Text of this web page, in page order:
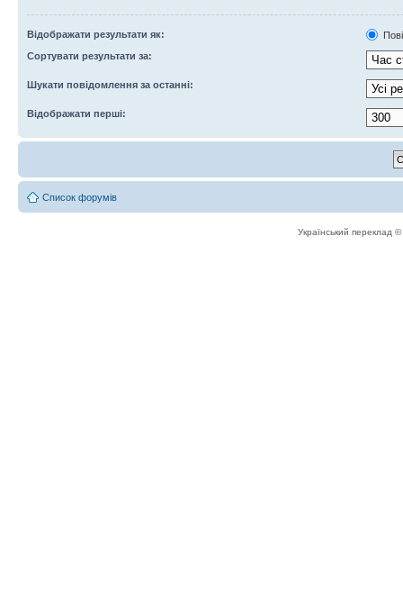
Відображати результати як:
Сортувати результати за:
Шукати повідомлення за останні:
Відображати перші:
Список форумів
Український переклад